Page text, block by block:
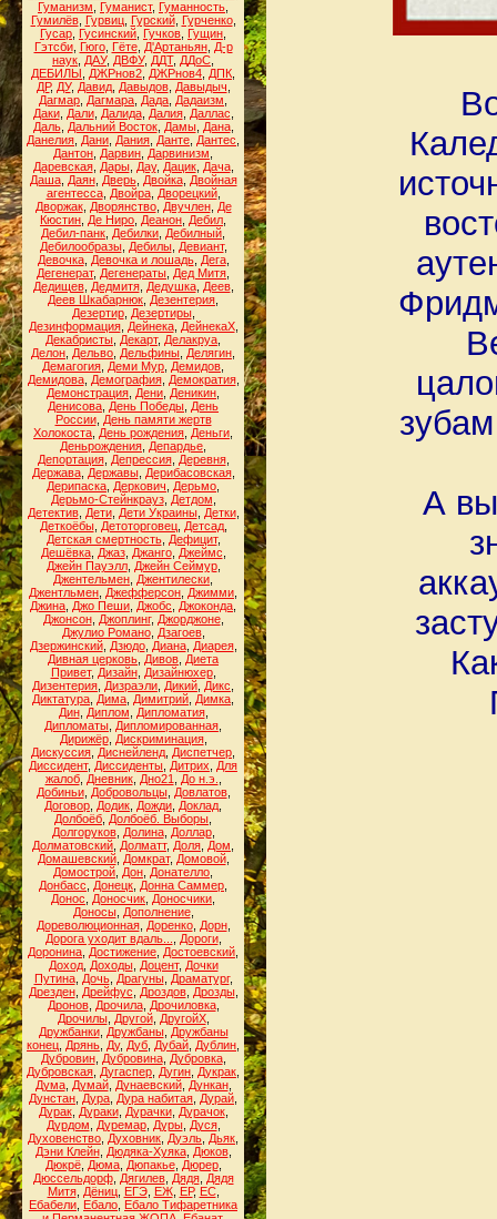
Гуманизм
Гуманист, Гуманность
Гумилёв, Гурвиц, Гурский, Гурченко,
Гусар Гусинский Гучков Гущин
Гэтсби, Гюго, Гёте, Д'Артаньян, Д-р
наук ДАУ, ДВФУ, ДДТ, ДДоС
ДЕБИЛЫ
ДЖРнов2 ДЖРнов4 ДПК
ДР, ДУ, Давид, Давыдов, Давыдыч
Дагмар Дагмара Дада Дадаизм
Даки, Дали, Далида, Далия, Даллас
Даль, Дальний Восток, Дамы, Дана,
Данелия Дани Дания Данте Дантес
Дантон Дарвин Дарвинизм
Даревская, Дары, Дау, Дацик, Дача,
Даша, Даян, Дверь, Двойка, Двойная
агентесса, Двойра, Дворецкий,
Дворжак, Дворянство, Двучлен, Де
Кюстин Де Ниро Деанон Дебил
Дебил-панк Дебилки Дебилный
Дебилообразы, Дебилы, Девиант,
Девочка, Девочка и лошадь, Дега,
Дегенерат, Дегенераты Дед Митя
Дедищев, Дедмитя, Дедушка, Деев,
Деев Шкабарнюк Дезентерия
Дезертир, Дезертиры,
Дезинформация, Дейнека, ДейнекаХ,
Декабристы Декарт, Делакруа
Делон Дельво Дельфины Делягин
Демагогия Деми Мур Демидов
Демидова, Демография, Демократия,
Демонстрация Дени Деникин
Денисова День Победы День
России, День памяти жертв
Холокоста День рождения Деньги
Деньрождения Депардье
Депортация, Депрессия, Деревня,
Держава, Державы, Дерибасовская,
Дерипаска Деркович Дерьмо
Дерьмо-Стейнкрауз, Детдом
Детектив, Дети, Дети Украины, Детки,
Деткоёбы, Детоторговец, Детсад,
Детская смертность, Дефицит,
Дешёвка, Джаз, Джанго, Джеймс
Джейн Пауэлл, Джейн Сеймур,
Джентельмен Джентилески
Джентльмен Джефферсон Джимми
Джина Джо Пеши Джобс Джоконда
Джонсон, Джоплинг, Джорджоне,
Джулио Романо, Дзагоев,
Дзержинский, Дзюдо, Диана, Диарея,
Дивная церковь Дивов Диета
Привет, Дизайн, Дизайнюхер,
Дизентерия Дизраэли Дикий Дикс
Диктатура Дима Димитрий Димка
Дин, Диплом Дипломатия,
Дипломаты Дипломированная
Дирижёр, Дискриминация,
Дискуссия Диснейленд Диспетчер
Диссидент, Диссиденты Дитрих
Для
жалоб, Дневник, Дно21 До н.э.
Добиньи, Добровольцы, Довлатов,
Договор Додик Дожди Доклад
Долбоёб Долбоёб. Выборы
Долгоруков, Долина, Доллар,
Долматовский Долматт, Доля Дом
Домашевский, Домкрат, Домовой,
Домострой Дон Донателло
Донбасс
Донецк Донна Саммер
Донос
Доносчик Доносчики
Доносы, Дополнение,
Дореволюционная, Доренко, Дорн,
Дорога уходит вдаль...
Дороги,
Доронина Достижение Достоевский
Доход, Доходы, Доцент, Дочки
Путина, Дочь, Драгуны, Драматург,
Дрезден, Дрейфус Дроздов, Дрозды,
Дронов, Дрочила, Дрочиловка,
Дрочилы, Другой, ДругойХ,
Дружбанки, Дружбаны, Дружбаны
конец Дрянь Ду, Дуб Дубай Дублин
Дубровин, Дубровина, Дубровка,
Дубровская Дугаспер Дугин Дукрак
Дума, Думай, Дунаевский, Дункан,
Дунстан Дура Дура набитая Дурай
Дурак, Дураки, Дурачки, Дурачок,
Дурдом
Дуремар, Дуры, Дуся,
Духовенство Духовник Дуэль Дьяк
Дэни Клейн, Дюдяка-Хуяка, Дюков,
Дюкрё, Дюма, Дюпакье, Дюрер,
Дюссельдорф, Дягилев, Дядя, Дядя
Митя, Дёниц, ЕГЭ, ЕЖ, ЕР, ЕС,
Ебабели Ебало Ебало Тифаретника
А